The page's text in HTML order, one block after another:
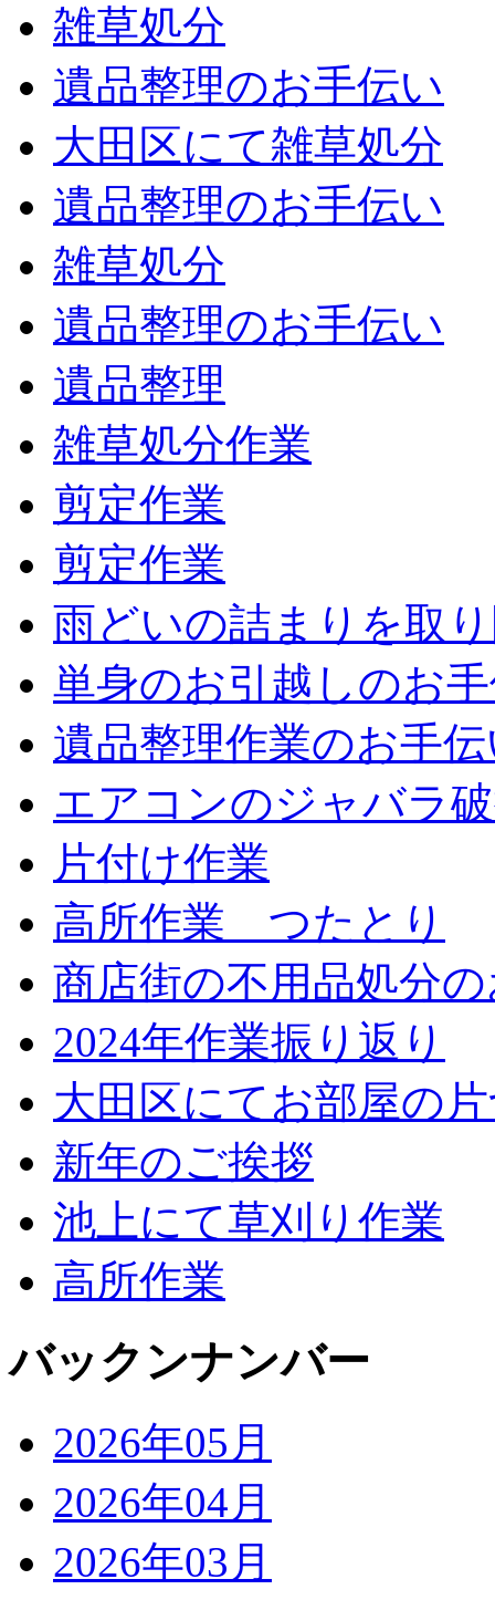
雑草処分
遺品整理のお手伝い
大田区にて雑草処分
遺品整理のお手伝い
雑草処分
遺品整理のお手伝い
遺品整理
雑草処分作業
剪定作業
剪定作業
雨どいの詰まりを取
単身のお引越しのお
遺品整理作業のお手
エアコンのジャバラ
片付け作業
高所作業 つたとり
商店街の不用品処分
2024年作業振り返り
大田区にてお部屋の
新年のご挨拶
池上にて草刈り作業
高所作業
バックンナンバー
2026年05月
2026年04月
2026年03月